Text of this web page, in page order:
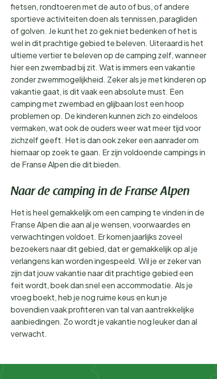
fietsen, rondtoeren met de auto of bus, of andere
sportieve activiteiten doen als tennissen, paragliden
of golven. Je kunt het zo gek niet bedenken of het is
wel in dit prachtige gebied te beleven. Uiteraard is het
ultieme vertier te beleven op de camping zelf, wanneer
hier een zwembad bij zit. Wat is immers een vakantie
zonder zwemmogelijkheid. Zeker als je met kinderen op
vakantie gaat, is dit vaak een absolute must. Een
camping met zwembad en glijbaan lost een hoop
problemen op. De kinderen kunnen zich zo eindeloos
vermaken, wat ook de ouders weer wat meer tijd voor
zichzelf geeft. Het is dan ook zeker een aanrader om
hiernaar op zoek te gaan. Er zijn voldoende campings in
de Franse Alpen die dit bieden.
Naar de camping in de Franse Alpen
Het is heel gemakkelijk om een camping te vinden in de
Franse Alpen die aan al je wensen, voorwaardes en
verwachtingen voldoet. Er komen jaarlijks zoveel
bezoekers naar dit gebied, dat er gemakkelijk op al je
verlangens kan worden ingespeeld. Wil je er zeker van
zijn dat jouw vakantie naar dit prachtige gebied een
feit wordt, boek dan snel een accommodatie. Als je
vroeg boekt, heb je nog ruime keus en kun je
bovendien vaak profiteren van tal van aantrekkelijke
aanbiedingen. Zo wordt je vakantie nog leuker dan al
verwacht.